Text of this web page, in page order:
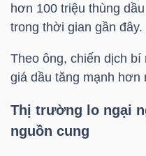
hơn 100 triệu thùng
trong thời gian gần đây.
Theo ông, chiến dịch bí
giá dầu tăng mạnh hơn
Thị trường lo ngại
nguồn cung
CỔ
PHIẾU